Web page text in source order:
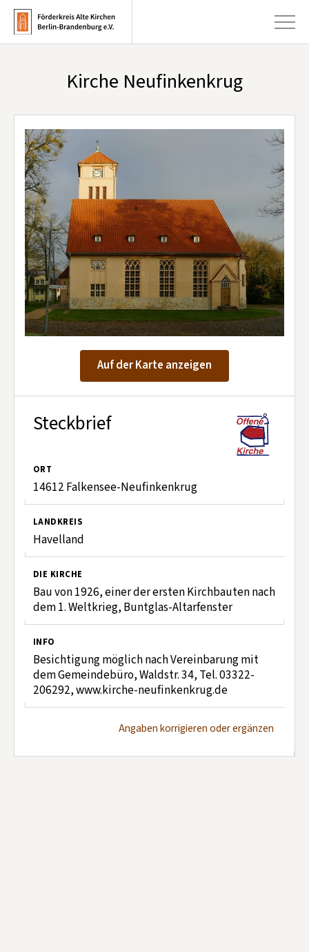
Infobrief abonnieren
Kontakt aufnehmen
Kirchen +
Publikationen +
Kunst & Kultur +
Förderung & Spenden +
Über uns +
Kirche Neufinkenkrug
Auf der Karte anzeigen
Steckbrief
ORT
14612 Falkensee-Neufinkenkrug
LANDKREIS
Havelland
DIE KIRCHE
Bau von 1926, einer der ersten Kirchbauten nach
dem 1. Weltkrieg, Buntglas-Altarfenster
INFO
Besichtigung möglich nach Vereinbarung mit
dem Gemeindebüro, Waldstr. 34, Tel. 03322-
206292, www.kirche-neufinkenkrug.de
Angaben korrigieren oder ergänzen